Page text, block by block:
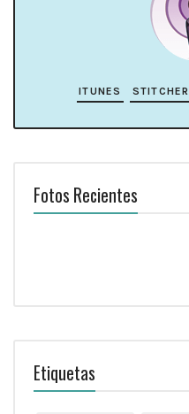
ITUNES STITCHER
Fotos Recientes
Etiquetas